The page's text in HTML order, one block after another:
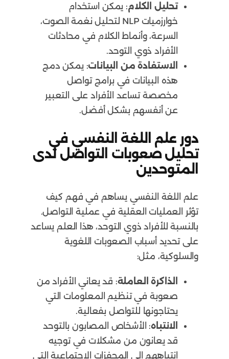
تحليل الكلام: يمكن استخدام
خوارزميات NLP لتحليل نغمة الصوت،
السرعة، وأنماط الكلام في محادثات
الأفراد ذوي التوحد.
الاستفادة من البيانات: يمكن دمج
هذه البيانات في برامج تواصل
مخصصة تساعد الأفراد على التعبير
عن أنفسهم بشكل أفضل.
دور علم اللغة النفسي في
تحليل صعوبات التواصل لدى
المتوحدين
علم اللغة النفسي يساهم في فهم كيف
تؤثر العمليات العقلية في عملية التواصل.
بالنسبة للأفراد ذوي التوحد، هذا العلم يساعد
على تحديد أسباب الصعوبات اللغوية
والسلوكية، مثل:
الذاكرة العاملة: قد يعاني الأفراد من
صعوبة في تنظيم المعلومات التي
يحتاجونها للتواصل بفعالية.
الانتباه: الأشخاص المصابون بالتوحد
قد يعانون من مشكلات في توجيه
انتباههم إلى المحفزات الاجتماعية التي